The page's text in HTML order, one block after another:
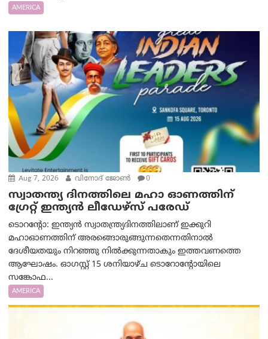
AMERICA
Aug 7, 2026 വിനോദ് ജോൺ 0
സ്വാതന്ത്യ ദിനത്തിലെ മഹാ ഓണത്തിന്
ഗ്രേറ്റ് ഇന്ത്യൻ ലീഡേഴ്സ് പരേഡ്
ടൊറന്റോ: ഇന്ത്യൻ സ്വാതന്ത്ര്യദിനത്തിലാണ് ഇക്കുറി
മഹാഓണത്തിന് അരങ്ങൊരുങ്ങുന്നതെന്നതിനാൽ
ദേശീയതയും നിറഞ്ഞു നിൽക്കുന്നതാകും ഇത്തവണത്തെ
ആഘോഷം. ഓഗസ്റ്റ് 15 ശനിയാഴ്ച ടൊറോന്റോയിലെ
സങ്കോഫ...
AMERICA